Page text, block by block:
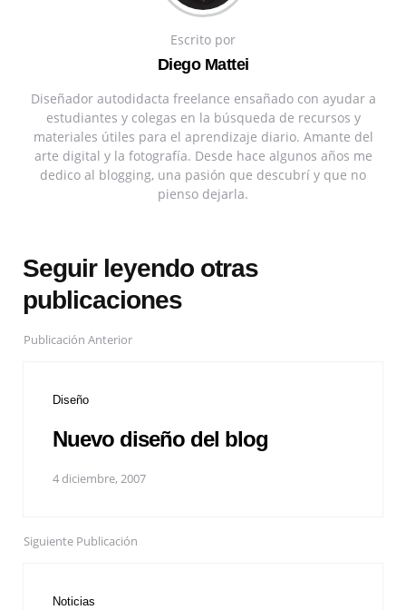
Escrito por
Diego Mattei
Diseñador autodidacta freelance ensañado con ayudar a
estudiantes y colegas en la búsqueda de recursos y
materiales útiles para el aprendizaje diario. Amante del
arte digital y la fotografía. Desde hace algunos años me
dedico al blogging, una pasión que descubrí y que no
pienso dejarla.
Seguir leyendo otras
publicaciones
Publicación Anterior
Diseño
Nuevo diseño del blog
4 diciembre, 2007
Siguiente Publicación
Noticias